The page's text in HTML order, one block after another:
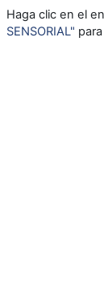
Haga clic en el
SENSORIAL"